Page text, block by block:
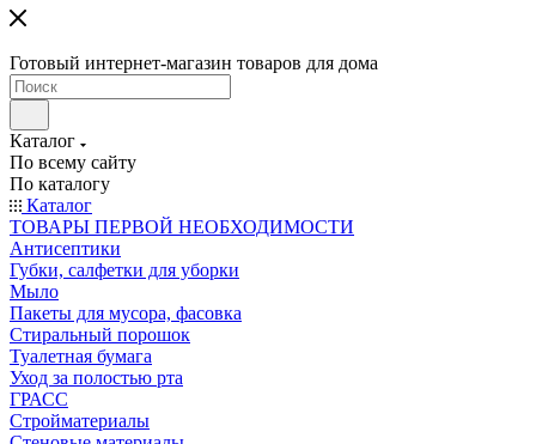
Готовый интернет-магазин товаров для дома
Каталог
По всему сайту
По каталогу
Каталог
ТОВАРЫ ПЕРВОЙ НЕОБХОДИМОСТИ
Антисептики
Губки, салфетки для уборки
Мыло
Пакеты для мусора, фасовка
Стиральный порошок
Туалетная бумага
Уход за полостью рта
ГРАСС
Стройматериалы